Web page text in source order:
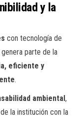
y la
con tecnología de
parte de la
eficiente y
.
ambiental,
la institución con la